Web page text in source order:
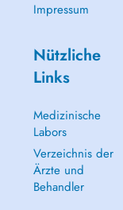
Impressum
Nützliche
Links
Medizinische
Labors
Verzeichnis der
Ärzte und
Behandler